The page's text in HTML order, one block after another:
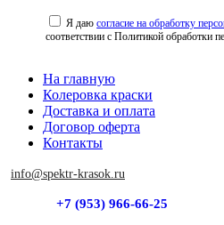
Я даюсогласие на обработку
соответствии с Политикой обработки
На главную
Колеровка краски
Доставка и оплата
Договор оферта
Контакты
info@spektr-krasok.ru
+7 (953) 966-66-25